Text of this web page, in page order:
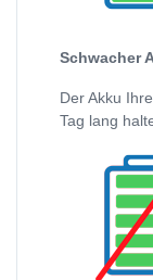
Schwacher
Der Akku
Tag lang